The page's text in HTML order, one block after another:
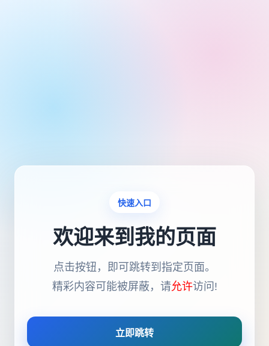
快速入口
欢迎来到我的页面
点击按钮，即可跳转到指定页面。
精彩内容可能被屏蔽，请允许访问!
立即跳转